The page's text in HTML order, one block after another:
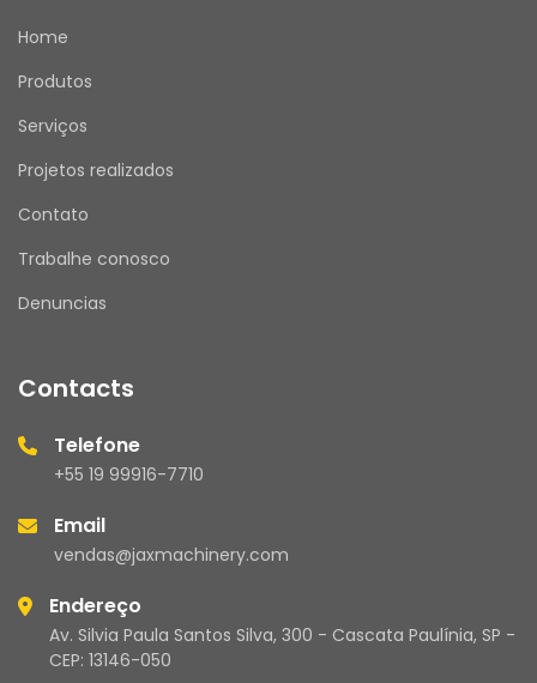
Home
Produtos
Serviços
Projetos realizados
Contato
Trabalhe conosco
Denuncias
Contacts
Telefone
+55 19 99916-7710
Email
vendas@jaxmachinery.com
Endereço
Av. Silvia Paula Santos Silva, 300 - Cascata Paulínia, SP -
CEP: 13146-050